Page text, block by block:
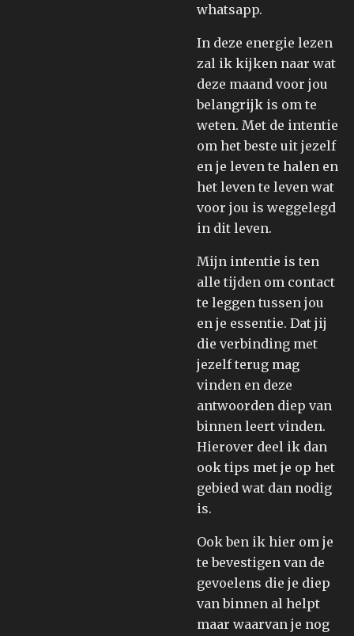
whatsapp.
In deze energie lezen
zal ik kijken naar wat
deze maand voor jou
belangrijk is om te
weten. Met de intentie
om het beste uit jezelf
en je leven te halen en
het leven te leven wat
voor jou is weggelegd
in dit leven.
Mijn intentie is ten
alle tijden om contact
te leggen tussen jou
en je essentie. Dat jij
die verbinding met
jezelf terug mag
vinden en deze
antwoorden diep van
binnen leert vinden.
Hierover deel ik dan
ook tips met je op het
gebied wat dan nodig
is.
Ook ben ik hier om je
te bevestigen van de
gevoelens die je diep
van binnen al helpt
maar waarvan je nog